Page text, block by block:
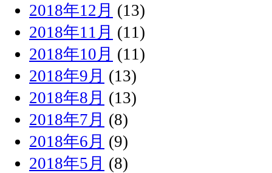
2018年12月 (13)
2018年11月 (11)
2018年10月 (11)
2018年9月 (13)
2018年8月 (13)
2018年7月 (8)
2018年6月 (9)
2018年5月 (8)